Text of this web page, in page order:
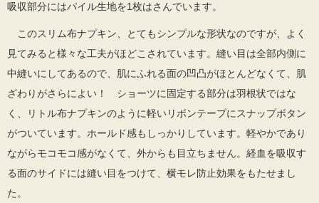
吸収部分にはパイル生地を1枚はさんでいます。
このスリム布ナプキン、とてもシンプルな形状なのですが、よく
見てみると様々な工夫がほどこされています。縫い目は全部内側に
中縫いにしてあるので、肌にふれる面の凹凸がほとんどなくて、肌
ざわりがさらによい！ ショーツに固定する部分は羽根状ではな
く、リトル布ナプキンのように軽いリボンテープにスナップボタン
がついています。ホールド感もしっかりしています。軽やかであり
ながらモコモコ感がなくて、外からも目立ちません。経血を吸収す
る面のサイドには縫い目をつけて、横モレ防止効果をもたせまし
た。